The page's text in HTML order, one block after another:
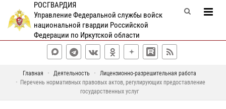
РОСГВАРДИЯ
Управление Федеральной службы войск
национальной гвардии Российской
Федерации по Иркутской области
Главная Деятельность
Лицензионно-разрешительная работа
Перечень нормативных правовых актов, регулирующих предоставление
государственных услуг